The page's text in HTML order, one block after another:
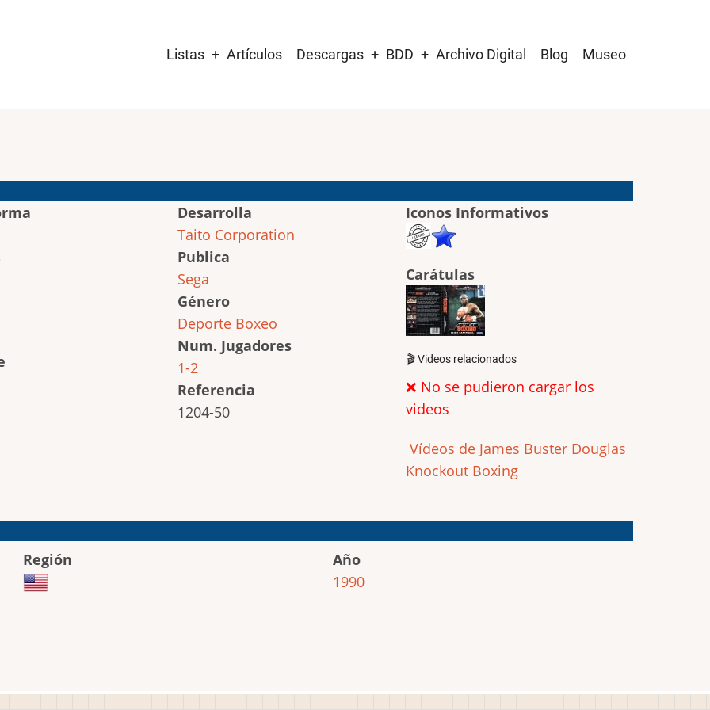
navigation
Listas Artículos Descargas BDD Archivo Digital Blog Museo
Desarrolla
Taito Corporation
Publica
Sega
Género
Deporte Boxeo
Num. Jugadores
1-2
Referencia
1204-50
Iconos Informativos
Carátulas
🎬 Videos relacionados
❌ No se pudieron cargar los
videos
Vídeos de James Buster Douglas
Knockout Boxing
Región
Año
1990